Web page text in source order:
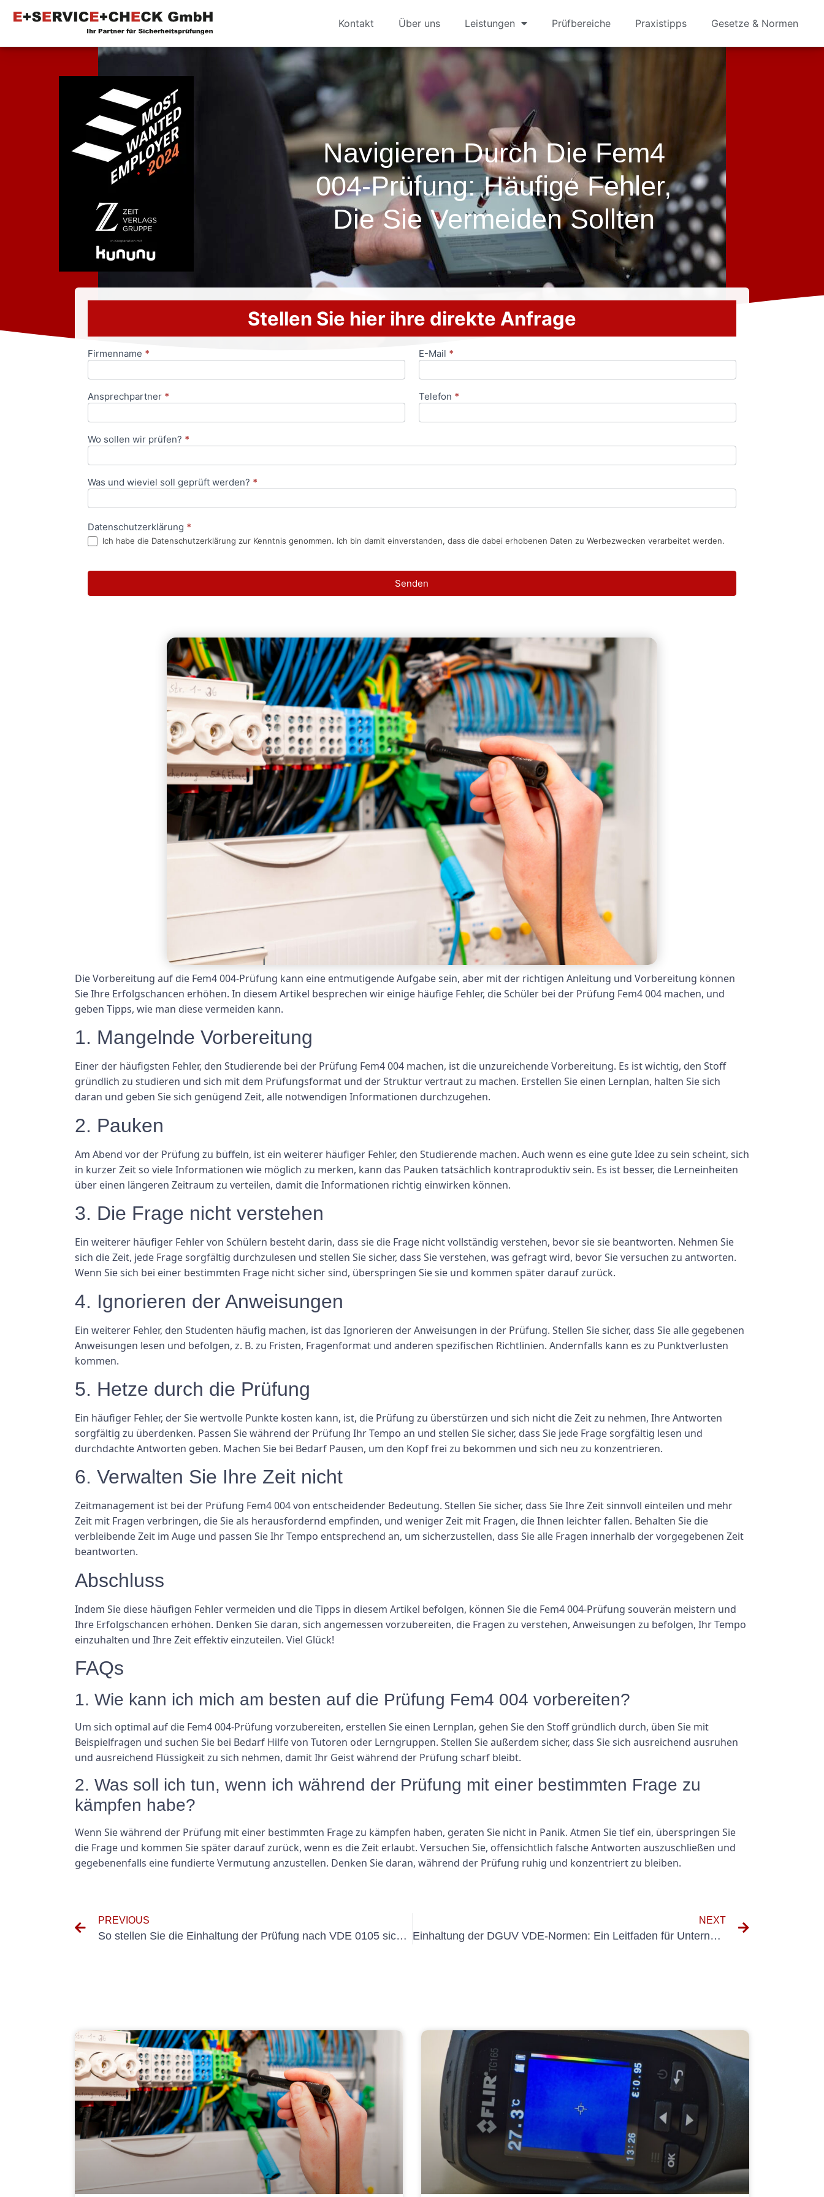
Kontakt Über uns Leistungen Prüfbereiche Praxistipps Gesetze & Normen
Navigieren Durch Die Fem4
004-Prüfung: Häufige Fehler,
Die Sie Vermeiden Sollten
Stellen Sie hier ihre direkte Anfrage
Anfrageformular
Firmenname * E-Mail *
Ansprechpartner * Telefon *
Wo sollen wir prüfen? *
Was und wieviel soll geprüft werden? *
Datenschutzerklärung *
Ich habe die Datenschutzerklärung zur Kenntnis genommen. Ich bin damit einverstanden, dass die dabei erhobenen Daten zu Werbezwecken verarbeitet werden.
Senden
Die Vorbereitung auf die Fem4 004-Prüfung kann eine entmutigende Aufgabe sein, aber mit der richtigen Anleitung und Vorbereitung können
Sie Ihre Erfolgschancen erhöhen. In diesem Artikel besprechen wir einige häufige Fehler, die Schüler bei der Prüfung Fem4 004 machen, und
geben Tipps, wie man diese vermeiden kann.
1. Mangelnde Vorbereitung
Einer der häufigsten Fehler, den Studierende bei der Prüfung Fem4 004 machen, ist die unzureichende Vorbereitung. Es ist wichtig, den Stoff
gründlich zu studieren und sich mit dem Prüfungsformat und der Struktur vertraut zu machen. Erstellen Sie einen Lernplan, halten Sie sich
daran und geben Sie sich genügend Zeit, alle notwendigen Informationen durchzugehen.
2. Pauken
Am Abend vor der Prüfung zu büffeln, ist ein weiterer häufiger Fehler, den Studierende machen. Auch wenn es eine gute Idee zu sein scheint, sich
in kurzer Zeit so viele Informationen wie möglich zu merken, kann das Pauken tatsächlich kontraproduktiv sein. Es ist besser, die Lerneinheiten
über einen längeren Zeitraum zu verteilen, damit die Informationen richtig einwirken können.
3. Die Frage nicht verstehen
Ein weiterer häufiger Fehler von Schülern besteht darin, dass sie die Frage nicht vollständig verstehen, bevor sie sie beantworten. Nehmen Sie
sich die Zeit, jede Frage sorgfältig durchzulesen und stellen Sie sicher, dass Sie verstehen, was gefragt wird, bevor Sie versuchen zu antworten.
Wenn Sie sich bei einer bestimmten Frage nicht sicher sind, überspringen Sie sie und kommen später darauf zurück.
4. Ignorieren der Anweisungen
Ein weiterer Fehler, den Studenten häufig machen, ist das Ignorieren der Anweisungen in der Prüfung. Stellen Sie sicher, dass Sie alle gegebenen
Anweisungen lesen und befolgen, z. B. zu Fristen, Fragenformat und anderen spezifischen Richtlinien. Andernfalls kann es zu Punktverlusten
kommen.
5. Hetze durch die Prüfung
Ein häufiger Fehler, der Sie wertvolle Punkte kosten kann, ist, die Prüfung zu überstürzen und sich nicht die Zeit zu nehmen, Ihre Antworten
sorgfältig zu überdenken. Passen Sie während der Prüfung Ihr Tempo an und stellen Sie sicher, dass Sie jede Frage sorgfältig lesen und
durchdachte Antworten geben. Machen Sie bei Bedarf Pausen, um den Kopf frei zu bekommen und sich neu zu konzentrieren.
6. Verwalten Sie Ihre Zeit nicht
Zeitmanagement ist bei der Prüfung Fem4 004 von entscheidender Bedeutung. Stellen Sie sicher, dass Sie Ihre Zeit sinnvoll einteilen und mehr
Zeit mit Fragen verbringen, die Sie als herausfordernd empfinden, und weniger Zeit mit Fragen, die Ihnen leichter fallen. Behalten Sie die
verbleibende Zeit im Auge und passen Sie Ihr Tempo entsprechend an, um sicherzustellen, dass Sie alle Fragen innerhalb der vorgegebenen Zeit
beantworten.
Abschluss
Indem Sie diese häufigen Fehler vermeiden und die Tipps in diesem Artikel befolgen, können Sie die Fem4 004-Prüfung souverän meistern und
Ihre Erfolgschancen erhöhen. Denken Sie daran, sich angemessen vorzubereiten, die Fragen zu verstehen, Anweisungen zu befolgen, Ihr Tempo
einzuhalten und Ihre Zeit effektiv einzuteilen. Viel Glück!
FAQs
1. Wie kann ich mich am besten auf die Prüfung Fem4 004 vorbereiten?
Um sich optimal auf die Fem4 004-Prüfung vorzubereiten, erstellen Sie einen Lernplan, gehen Sie den Stoff gründlich durch, üben Sie mit
Beispielfragen und suchen Sie bei Bedarf Hilfe von Tutoren oder Lerngruppen. Stellen Sie außerdem sicher, dass Sie sich ausreichend ausruhen
und ausreichend Flüssigkeit zu sich nehmen, damit Ihr Geist während der Prüfung scharf bleibt.
2. Was soll ich tun, wenn ich während der Prüfung mit einer bestimmten Frage zu
kämpfen habe?
Wenn Sie während der Prüfung mit einer bestimmten Frage zu kämpfen haben, geraten Sie nicht in Panik. Atmen Sie tief ein, überspringen Sie
die Frage und kommen Sie später darauf zurück, wenn es die Zeit erlaubt. Versuchen Sie, offensichtlich falsche Antworten auszuschließen und
gegebenenfalls eine fundierte Vermutung anzustellen. Denken Sie daran, während der Prüfung ruhig und konzentriert zu bleiben.
PREVIOUS
So stellen Sie die Einhaltung der Prüfung nach VDE 0105 sicher
NEXT
Einhaltung der DGUV VDE-Normen: Ein Leitfaden für Unternehmen